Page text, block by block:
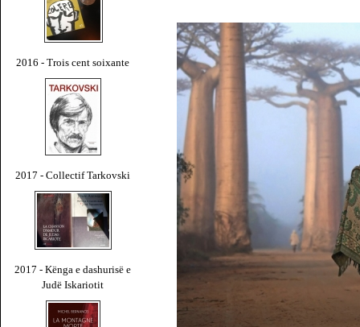
2016 - Trois cent soixante
2017 - Collectif Tarkovski
2017 - Kënga e dashurisë e
Judë Iskariotit